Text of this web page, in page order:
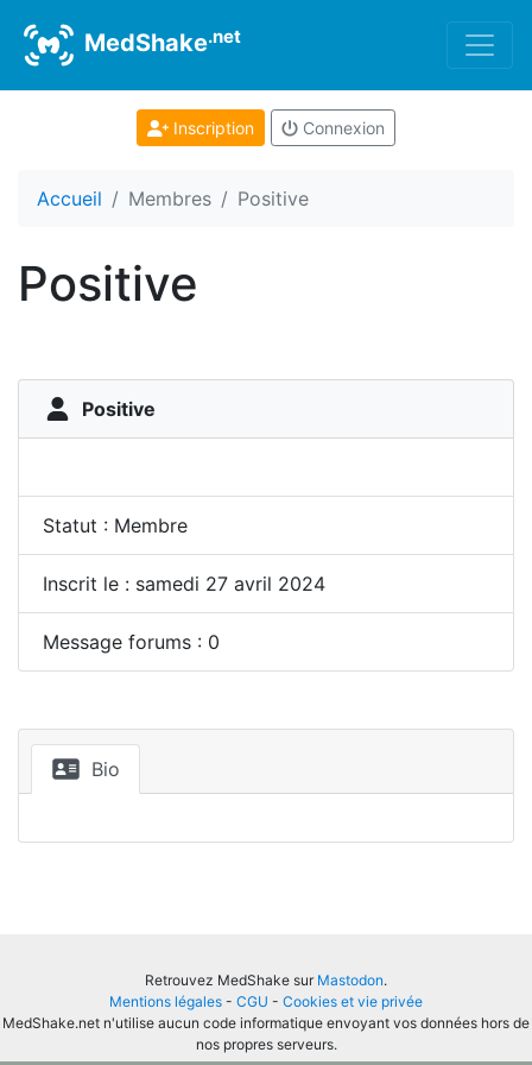
MedShake.net
Inscription Connexion
Accueil Membres Positive
Positive
Positive
Statut : Membre
Inscrit le : samedi 27 avril 2024
Message forums : 0
Bio
Retrouvez MedShake sur Mastodon.
Mentions légales - CGU - Cookies et vie privée
MedShake.net n'utilise aucun code informatique envoyant vos données hors de
nos propres serveurs.